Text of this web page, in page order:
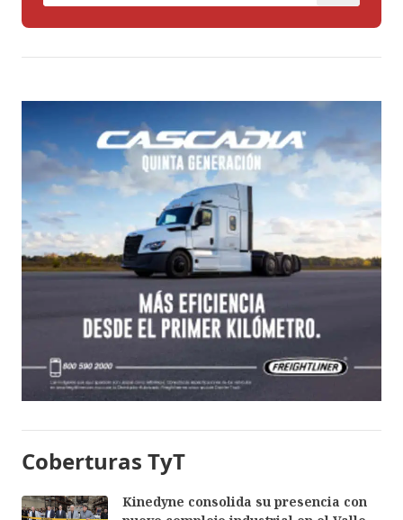
Coberturas TyT
Kinedyne consolida su presencia con